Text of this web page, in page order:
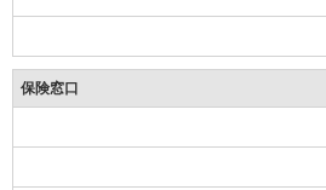
保険窓口